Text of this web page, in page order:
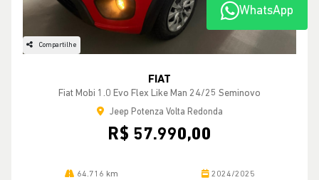
Compartilhe
FIAT
Fiat Mobi 1.0 Evo Flex Like Man 24/25 Seminovo
Jeep Potenza Volta Redonda
R$ 57.990,00
64.716 km 2024/2025
WhatsApp